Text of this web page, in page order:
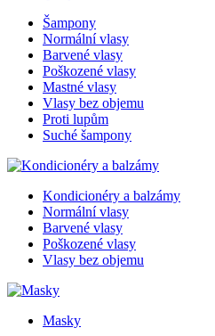
Šampony
Normální vlasy
Barvené vlasy
Poškozené vlasy
Mastné vlasy
Vlasy bez objemu
Proti lupům
Suché šampony
Kondicionéry a balzámy
Normální vlasy
Barvené vlasy
Poškozené vlasy
Vlasy bez objemu
Masky